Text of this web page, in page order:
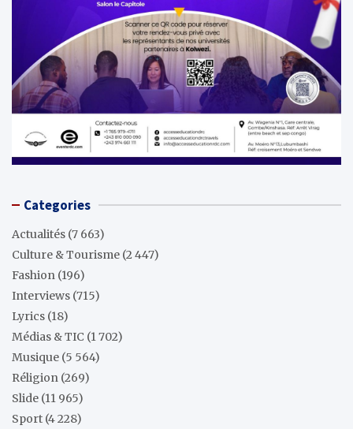
Categories
Actualités (7 663)
Culture & Tourisme (2 447)
Fashion (196)
Interviews (715)
Lyrics (18)
Médias & TIC (1 702)
Musique (5 564)
Réligion (269)
Slide (11 965)
Sport (4 228)